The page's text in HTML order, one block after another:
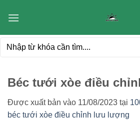
qua
dung
Tìm
Béc tưới xòe điều
Được xuất bản vào 11/08/2023 tại
béc tưới xòe điều chỉnh lưu lượng